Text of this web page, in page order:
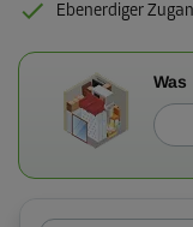
Ebenerdiger